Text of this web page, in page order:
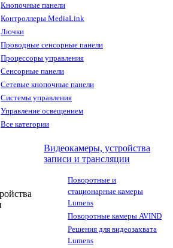
Кнопочные панели
Контроллеры MediaLink
Лючки
Проводные сенсорные панели
Процессоры управления
Сенсорные панели
Сетевые кнопочные панели
Системы управления
Управление освещением
Все категории
Видеокамеры, устройства
записи и трансляции
Поворотные и
стационарные камеры
Lumens
Поворотные камеры AVIND
Решения для видеозахвата
Lumens